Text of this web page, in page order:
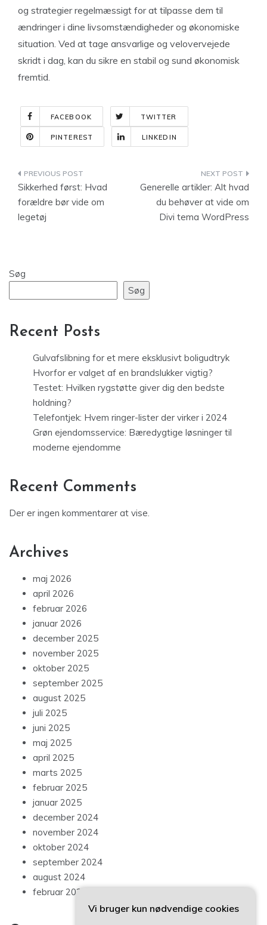
og strategier regelmæssigt for at tilpasse dem til
ændringer i dine livsomstændigheder og økonomiske
situation. Ved at tage ansvarlige og velovervejede
skridt i dag, kan du sikre en stabil og sund økonomisk
fremtid.
FACEBOOK TWITTER
PINTEREST LINKEDIN
Indlægsnavigation
Sikkerhed først: Hvad
forældre bør vide om
legetøj
Generelle artikler: Alt hvad
du behøver at vide om
Divi tema WordPress
Søg
Søg
Recent Posts
Gulvafslibning for et mere eksklusivt boligudtryk
Hvorfor er valget af en brandslukker vigtig?
Testet: Hvilken rygstøtte giver dig den bedste
holdning?
Telefontjek: Hvem ringer-lister der virker i 2024
Grøn ejendomsservice: Bæredygtige løsninger til
moderne ejendomme
Recent Comments
Der er ingen kommentarer at vise.
Archives
maj 2026
april 2026
februar 2026
januar 2026
december 2025
november 2025
oktober 2025
september 2025
august 2025
juli 2025
juni 2025
maj 2025
april 2025
marts 2025
februar 2025
januar 2025
december 2024
november 2024
oktober 2024
september 2024
august 2024
februar 2023
Vi bruger kun nødvendige cookies